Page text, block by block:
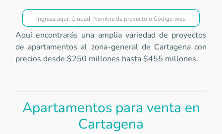
Apartamentos para venta en
Cartagena
Aquí encontrarás una amplia variedad de proyectos
de apartamentos al zona-general de Cartagena con
precios desde $250 millones hasta $455 millones.